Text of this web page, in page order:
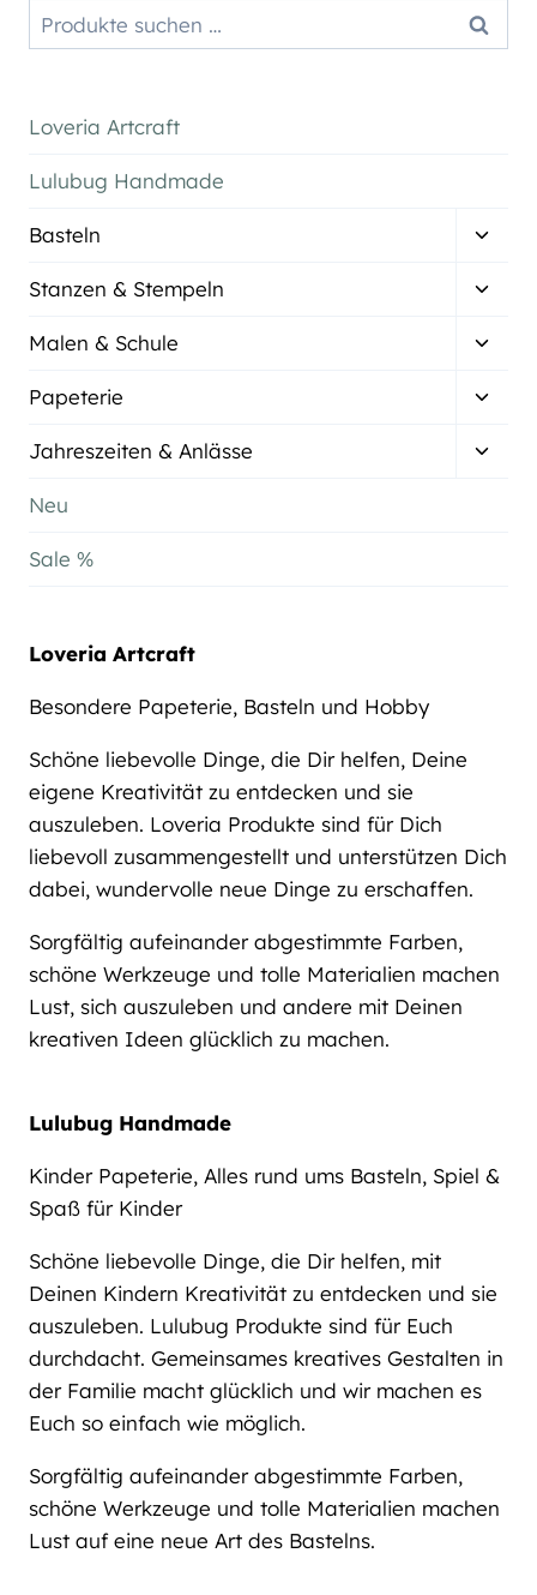
Suchen
nach:
Suchen
Loveria Artcraft
Lulubug Handmade
Basteln
Stanzen & Stempeln
Malen & Schule
Papeterie
Jahreszeiten & Anlässe
Neu
Sale %
Loveria Artcraft
Besondere Papeterie, Basteln und Hobby
Schöne liebevolle Dinge, die Dir helfen, Deine
eigene Kreativität zu entdecken und sie
auszuleben. Loveria Produkte sind für Dich
liebevoll zusammengestellt und unterstützen Dich
dabei, wundervolle neue Dinge zu erschaffen.
Sorgfältig aufeinander abgestimmte Farben,
schöne Werkzeuge und tolle Materialien machen
Lust, sich auszuleben und andere mit Deinen
kreativen Ideen glücklich zu machen.
Lulubug Handmade
Kinder Papeterie, Alles rund ums Basteln, Spiel &
Spaß für Kinder
Schöne liebevolle Dinge, die Dir helfen, mit
Deinen Kindern Kreativität zu entdecken und sie
auszuleben. Lulubug Produkte sind für Euch
durchdacht. Gemeinsames kreatives Gestalten in
der Familie macht glücklich und wir machen es
Euch so einfach wie möglich.
Sorgfältig aufeinander abgestimmte Farben,
schöne Werkzeuge und tolle Materialien machen
Lust auf eine neue Art des Bastelns.